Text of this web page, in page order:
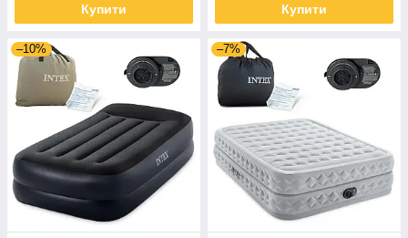
Купити Купити
–10% –7%